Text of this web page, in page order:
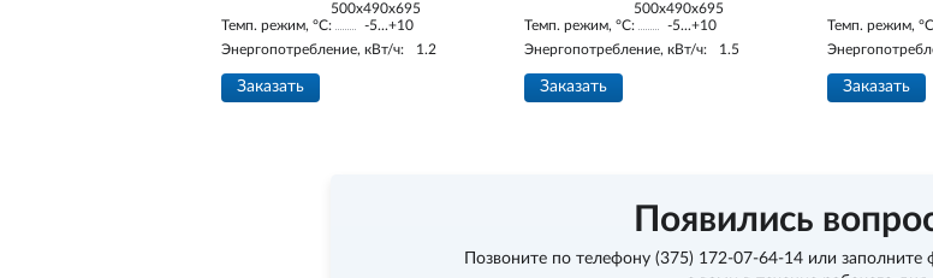
500x490x695
Темп. режим, °С:
-5...+10
Энергопотребление, кВт/ч:
1.2
Заказать
500x490x695
Темп. режим, °С:
-5...+10
Энергопотребление, кВт/ч:
1.5
Заказать
Темп. режим,
Заказать
Появились
Позвоните по телефону (375) 172-07-64-14 или